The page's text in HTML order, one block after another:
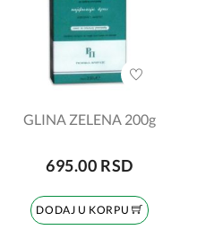
GLINA ZELENA 200g
695.00 RSD
DODAJ U KORPU